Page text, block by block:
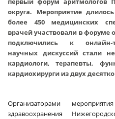
округа. Мероприятие
более 450 медицинских
врачей участвовали в
подключились к онлайн-
научных дискуссий стали
кардиологи, терапевты,
кардиохирурги из двух
Организаторами
здравоохранения